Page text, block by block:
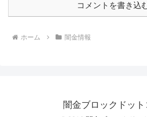
コメントを書き込
ホーム 闇金情報
闇金ブロックドット